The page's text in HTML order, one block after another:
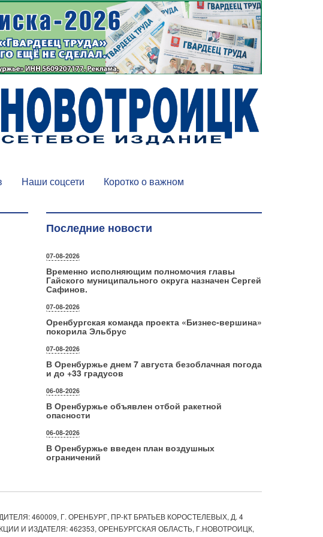
Наши соцсети Коротко о важном
Последние новости
07-08-2026
Временно исполняющим полномочия главы
Гайского муниципального округа назначен Сергей
Сафинов.
07-08-2026
Оренбургская команда проекта «Бизнес‑вершина»
покорила Эльбрус
07-08-2026
В Оренбуржье днем 7 августа безоблачная погода
и до +33 градусов
06-08-2026
В Оренбуржье объявлен отбой ракетной
опасности
06-08-2026
В Оренбуржье введен план воздушных
ограничений
460009, Г. ОРЕНБУРГ, ПР-КТ БРАТЬЕВ КОРОСТЕЛЕВЫХ, Д. 4
И ИЗДАТЕЛЯ: 462353, ОРЕНБУРГСКАЯ ОБЛАСТЬ, Г.НОВОТРОИЦК,